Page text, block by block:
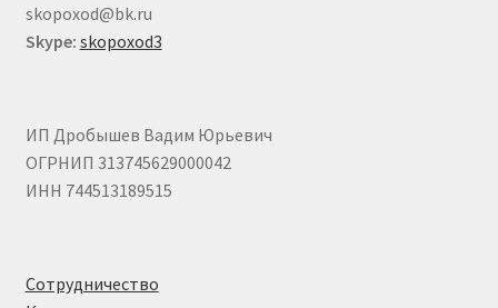
skopoxod@bk.ru
Skype: skopoxod3
ИП Дробышев Вадим Юрьевич
ОГРНИП 313745629000042
ИНН 744513189515
Сотрудничество